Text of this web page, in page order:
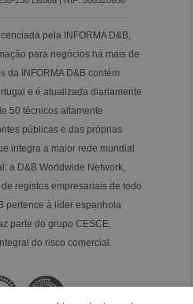
pela INFORMA D&B,
para negócios há mais de
da INFORMA D&B contém
e é atualizada diariamente
50 técnicos altamente
públicas e das próprias
integra a maior rede mundial
a D&B Worldwide Network,
registos empresariais de todo
pertence à líder espanhola
parte do grupo CESCE,
do risco comercial.